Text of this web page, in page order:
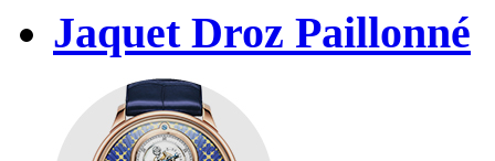
Jaquet Droz Paillonné